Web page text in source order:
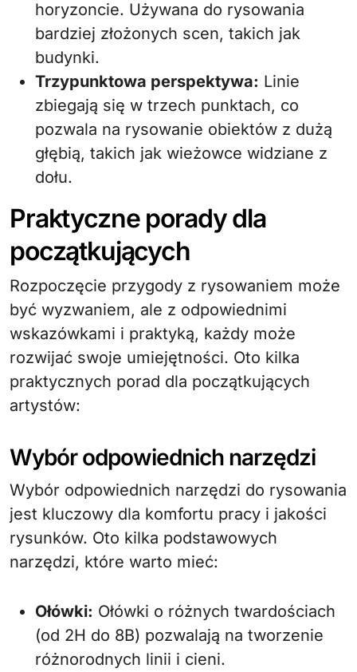
horyzoncie. Używana do rysowania
bardziej złożonych scen, takich jak
budynki.
Trzypunktowa perspektywa: Linie
zbiegają się w trzech punktach, co
pozwala na rysowanie obiektów z dużą
głębią, takich jak wieżowce widziane z
dołu.
Praktyczne porady dla
początkujących
Rozpoczęcie przygody z rysowaniem może
być wyzwaniem, ale z odpowiednimi
wskazówkami i praktyką, każdy może
rozwijać swoje umiejętności. Oto kilka
praktycznych porad dla początkujących
artystów:
Wybór odpowiednich narzędzi
Wybór odpowiednich narzędzi do rysowania
jest kluczowy dla komfortu pracy i jakości
rysunków. Oto kilka podstawowych
narzędzi, które warto mieć:
Ołówki: Ołówki o różnych twardościach
(od 2H do 8B) pozwalają na tworzenie
różnorodnych linii i cieni.